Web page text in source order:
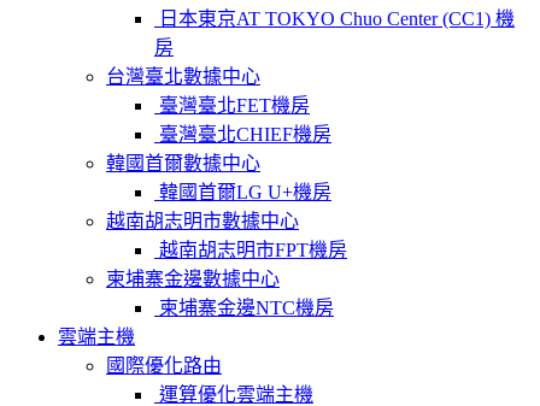
日本東京AT TOKYO Chuo Center (CC1) 機
房
台灣臺北數據中心
臺灣臺北FET機房
臺灣臺北CHIEF機房
韓國首爾數據中心
韓國首爾LG U+機房
越南胡志明市數據中心
越南胡志明市FPT機房
柬埔寨金邊數據中心
柬埔寨金邊NTC機房
雲端主機
國際優化路由
運算優化雲端主機